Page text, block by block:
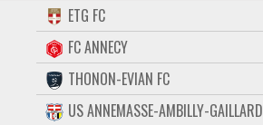
ACCUEIL
FORUM
CONTACT
ETG FC
FC ANNECY
THONON-EVIAN FC
US ANNEMASSE-AMBILLY-GAILLARD